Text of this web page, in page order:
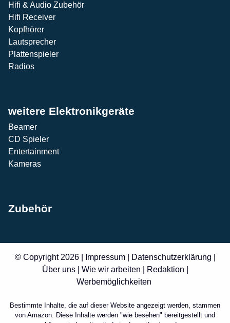
Hifi & Audio Zubehör
Hifi Receiver
Kopfhörer
Lautsprecher
Plattenspieler
Radios
weitere Elektronikgeräte
Beamer
CD Spieler
Entertainment
Kameras
Zubehör
© Copyright 2026 | Impressum| Datenschutzerklärung
Über uns| Wie wir arbeiten Redaktion
Werbemöglichkeiten
Bestimmte Inhalte, die auf dieser Website angezeigt werden, stammen
von Amazon. Diese Inhalte werden "wie besehen" bereitgestellt und